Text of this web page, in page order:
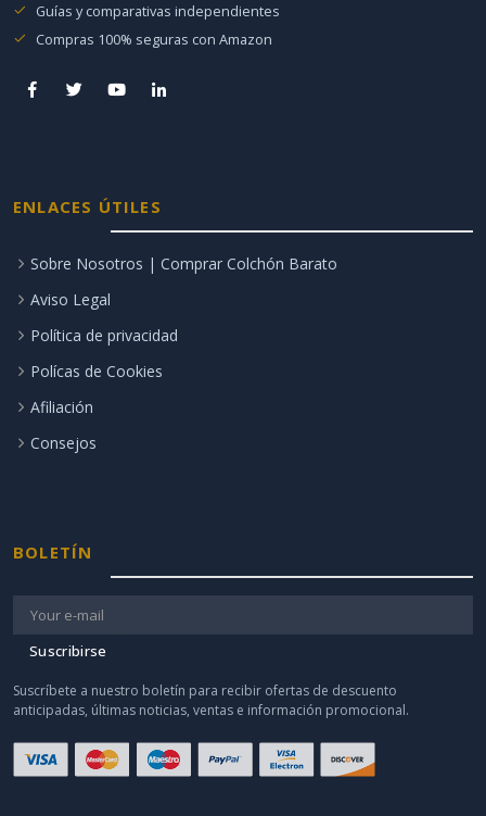
Guías y comparativas independientes
Compras 100% seguras con Amazon
ENLACES ÚTILES
Sobre Nosotros | Comprar Colchón Barato
Aviso Legal
Política de privacidad
Polícas de Cookies
Afiliación
Consejos
BOLETÍN
Suscribirse
Suscríbete a nuestro boletín para recibir ofertas de descuento
anticipadas, últimas noticias, ventas e información promocional.